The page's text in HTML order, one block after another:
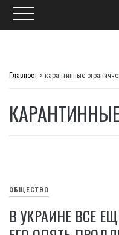
Главпост > карантинные
ОБЩЕСТВО
В УКРАИНЕ ВСЕ